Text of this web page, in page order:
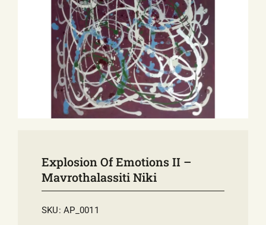
COMMUNICATION
Explosion Of Emotions II –
Mavrothalassiti Niki
SKU:AP_0011